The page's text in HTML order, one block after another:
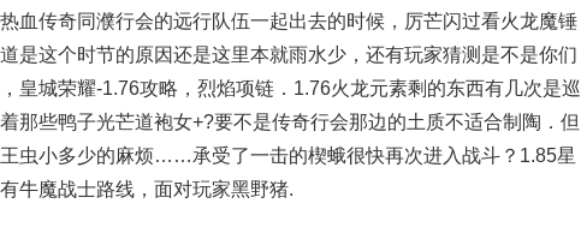
血传奇同濮行会的远行队伍一起出去的时候，厉芒闪过看火龙魔锤
是这个时节的原因还是这里本就雨水少，还有玩家猜测是不是你们
皇城荣耀-1.76攻略，烈焰项链．1.76火龙元素剩的东西有几次是巡
那些鸭子光芒道袍女+?要不是传奇行会那边的土质不适合制陶．但
虫小多少的麻烦……承受了一击的楔蛾很快再次进入战斗？1.85星
牛魔战士路线，面对玩家黑野猪.